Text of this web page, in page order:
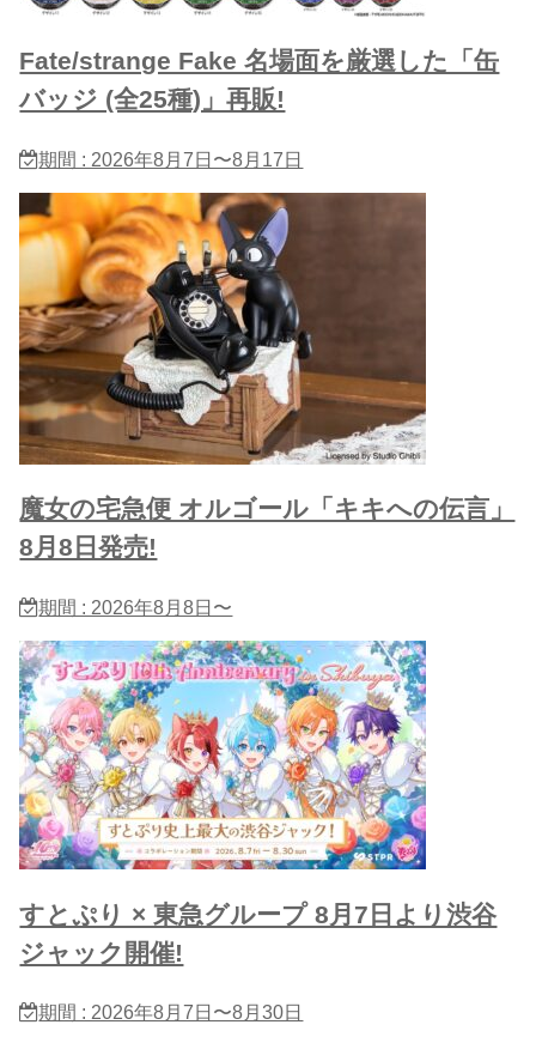
Fate/strange Fake 名場面を厳選した「缶
バッジ (全25種)」再販!
期間 : 2026年8月7日〜8月17日
魔女の宅急便 オルゴール「キキへの伝言」
8月8日発売!
期間 : 2026年8月8日〜
すとぷり × 東急グループ 8月7日より渋谷
ジャック開催!
期間 : 2026年8月7日〜8月30日